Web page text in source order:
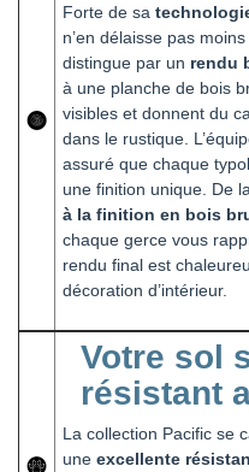
Forte de sa
n’en délaisse pas
distingue par un rendu
à une planche de bois
visibles et donnent du
dans le rustique.
assuré que chaque
une finition unique. De la
à la finition en bois
chaque gerce vous
rendu final est
décoration d’intérieur.
Votre sol
résistant
La collection Pacific se
une excellente